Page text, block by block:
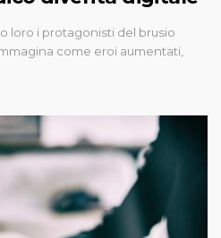
loro i protagonisti del brusio
come eroi aumentati,